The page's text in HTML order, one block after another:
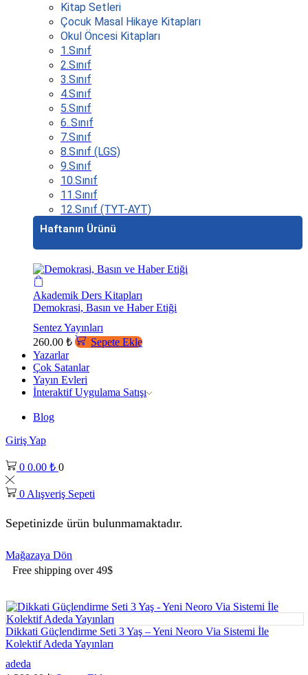
Kitap Setleri
Çocuk Masal Hikaye Kitapları
Okul Öncesi Kitapları
1.Sınıf
2.Sınıf
3.Sınıf
4.Sınıf
5.Sınıf
6..Sınıf
7.Sınıf
8.Sınıf (LGS)
9.Sınıf
10.Sınıf
11.Sınıf
12.Sınıf (TYT-AYT)
Haftanın Ürünü
Akademik Ders Kitapları
Demokrasi, Basın ve Haber Etiği
Sentez Yayınları
260.00 ₺
Sepete Ekle
Yazarlar
Çok Satanlar
Yayın Evleri
İnteraktif Uygulama Satışı
Blog
Giriş Yap
0 0.00 ₺ 0
0Alışveriş Sepeti
Sepetinizde ürün bulunmamaktadır.
Mağazaya Dön
Free shipping over 49$
Dikkati Güçlendirme Seti 3 Yaş – Yeni Neoro Via Sistemi İle
Kolektif Adeda Yayınları
adeda